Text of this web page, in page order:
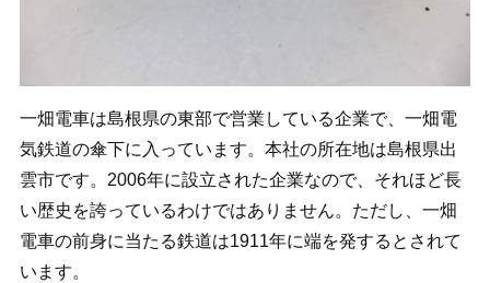
一畑電車は島根県の東部で営業している企業で、一畑電
気鉄道の傘下に入っています。本社の所在地は島根県出
雲市です。2006年に設立された企業なので、それほど長
い歴史を誇っているわけではありません。ただし、一畑
電車の前身に当たる鉄道は1911年に端を発するとされて
います。